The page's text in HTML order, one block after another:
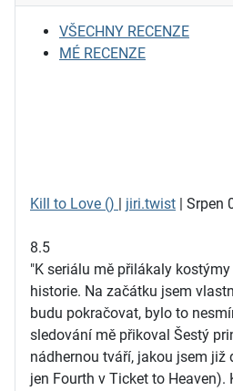
VŠECHNY RECENZE
MÉ RECENZE
Kill to Love () | jiri.twist | Srpen
8.5
"K seriálu mě přilákaly
historie. Na začátku jsem
budu pokračovat, bylo to
sledování mě přikoval Šestý
nádhernou tváří, jakou jsem již
jen Fourth v Ticket to Heaven).